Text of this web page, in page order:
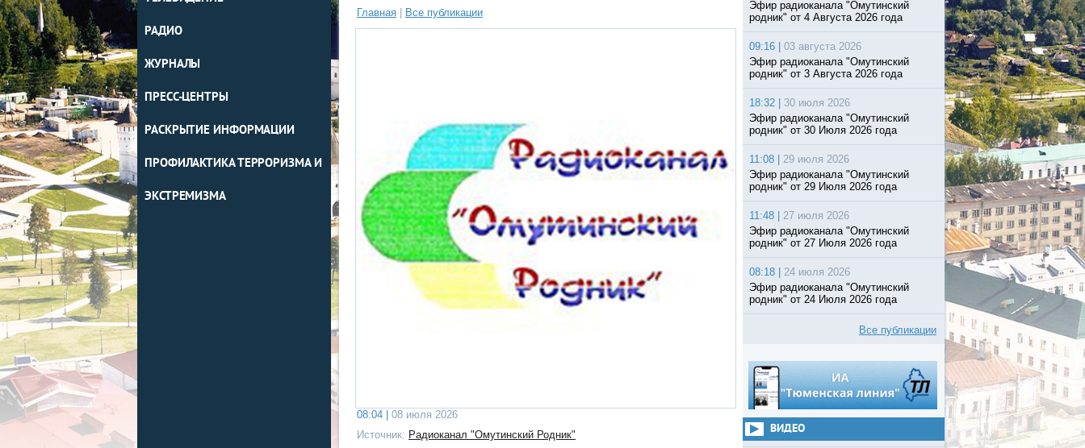
РАДИО
ЖУРНАЛЫ
ПРЕСС-ЦЕНТРЫ
РАСКРЫТИЕ ИНФОРМАЦИИ
ПРОФИЛАКТИКА ТЕРРОРИЗМА И
ЭКСТРЕМИЗМА
Главная Все публикации
08:04 |
08 июля 2026
Источник: Радиоканал "Омутинский Родник"
Эфир радиоканала "Омутинский
родник" от 4 Августа 2026 года
09:16 |
03 августа 2026
Эфир радиоканала "Омутинский
родник" от 3 Августа 2026 года
18:32 |
30 июля 2026
Эфир радиоканала "Омутинский
родник" от 30 Июля 2026 года
11:08 |
29 июля 2026
Эфир радиоканала "Омутинский
родник" от 29 Июля 2026 года
11:48 |
27 июля 2026
Эфир радиоканала "Омутинский
родник" от 27 Июля 2026 года
08:18 |
24 июля 2026
Эфир радиоканала "Омутинский
родник" от 24 Июля 2026 года
Все публикации
ВИДЕО